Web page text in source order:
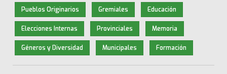
Pueblos Originarios Gremiales Educación
Elecciones Internas Provinciales Memoria
Géneros y Diversidad Municipales Formación